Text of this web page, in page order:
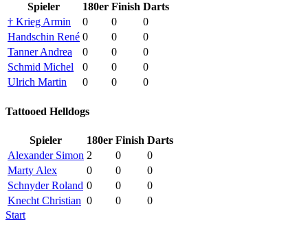
Spieler 180er Finish Darts
† Krieg Armin
0 0
0
Handschin René 0 0
0
Tanner Andrea
0 0
0
Schmid Michel
0 0
0
Ulrich Martin
0 0 0
Tattooed Helldogs
Spieler 180er Finish Darts
Alexander Simon 2 0
0
Marty Alex
0 0
0
Schnyder Roland 0 0
0
Knecht Christian 0 0
0
Start